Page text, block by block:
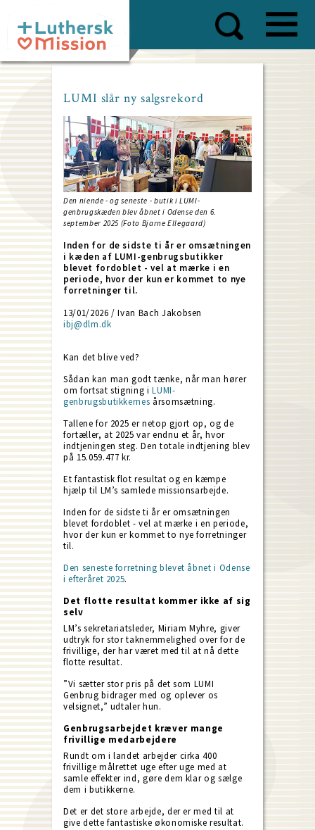
main
content
LUMI slår ny salgsrekord
Den niende - og seneste - butik i LUMI-
genbrugskæden blev åbnet i Odense den 6.
september 2025 (Foto Bjarne Ellegaard)
Inden for de sidste ti år er omsætningen
i kæden af LUMI-genbrugsbutikker
blevet fordoblet - vel at mærke i en
periode, hvor der kun er kommet to nye
forretninger til.
13/01/2026 / Ivan Bach Jakobsen
ibj@dlm.dk
Kan det blive ved?
Sådan kan man godt tænke, når man hører
om fortsat stigning iLUMI-
genbrugsbutikkernes årsomsætning.
Tallene for 2025 er netop gjort op, og de
fortæller, at 2025 var endnu et år, hvor
indtjeningen steg. Den totale indtjening blev
på 15.059.477 kr.
Et fantastisk flot resultat og en kæmpe
hjælp til LM’s samlede missionsarbejde.
Inden for de sidste ti år er omsætningen
blevet fordoblet - vel at mærke i en periode,
hvor der kun er kommet to nye forretninger
til.
Den seneste forretning blevet åbnet i Odense
i efteråret 2025.
Det flotte resultat kommer ikke af sig
selv
LM’s sekretariatsleder, Miriam Myhre, giver
udtryk for stor taknemmelighed over for de
frivillige, der har været med til at nå dette
flotte resultat.
”Vi sætter stor pris på det som LUMI
Genbrug bidrager med og oplever os
velsignet,” udtaler hun.
Genbrugsarbejdet kræver mange
frivillige medarbejdere
Rundt om i landet arbejder cirka 400
frivillige målrettet uge efter uge med at
samle effekter ind, gøre dem klar og sælge
dem i butikkerne.
Det er det store arbejde, der er med til at
give dette fantastiske økonomiske resultat.